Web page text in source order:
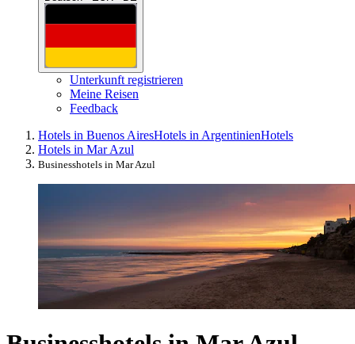
Unterkunft registrieren
Meine Reisen
Feedback
Hotels in Buenos AiresHotels in ArgentinienHotels
Hotels in Mar Azul
Businesshotels in Mar Azul